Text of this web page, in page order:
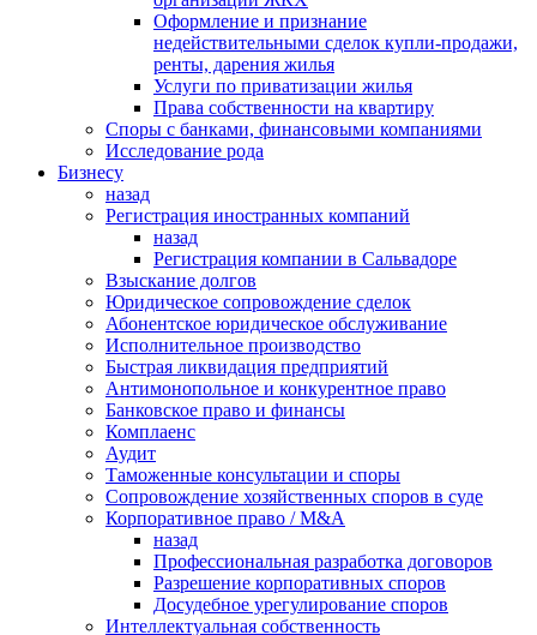
Оформление и признание
недействительными сделок купли-продажи,
ренты, дарения жилья
Услуги по приватизации жилья
Права собственности на квартиру
Cпоры с банками, финансовыми компаниями
Исследование рода
Бизнесу
назад
Регистрация иностранных компаний
назад
Регистрация компании в Сальвадоре
Взыскание долгов
Юридическое сопровождение сделок
Абонентское юридическое обслуживание
Исполнительное производство
Быстрая ликвидация предприятий
Антимонопольное и конкурентное право
Банковское право и финансы
Комплаенс
Аудит
Таможенные консультации и споры
Сопровождение хозяйственных споров в суде
Корпоративное право / M&A
назад
Профессиональная разработка договоров
Разрешение корпоративных споров
Досудебное урегулирование споров
Интеллектуальная собственность